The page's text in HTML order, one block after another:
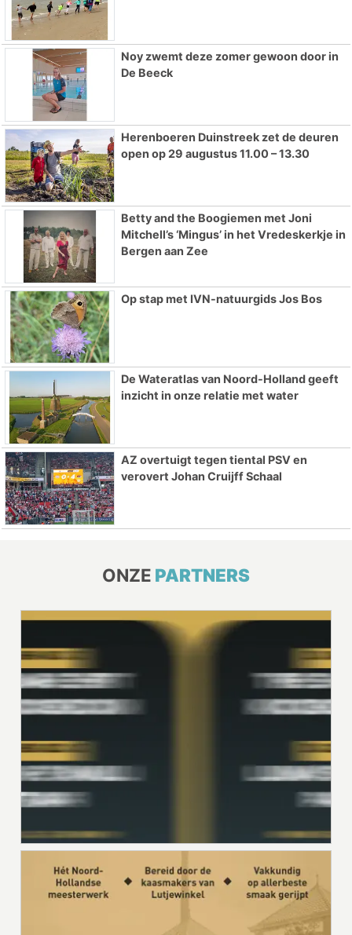
Noy zwemt deze zomer gewoon door in
De Beeck
Herenboeren Duinstreek zet de deuren
open op 29 augustus 11.00 – 13.30
Betty and the Boogiemen met Joni
Mitchell’s ‘Mingus’ in het Vredeskerkje in
Bergen aan Zee
Op stap met IVN-natuurgids Jos Bos
De Wateratlas van Noord-Holland geeft
inzicht in onze relatie met water
AZ overtuigt tegen tiental PSV en
verovert Johan Cruijff Schaal
ONZE PARTNERS